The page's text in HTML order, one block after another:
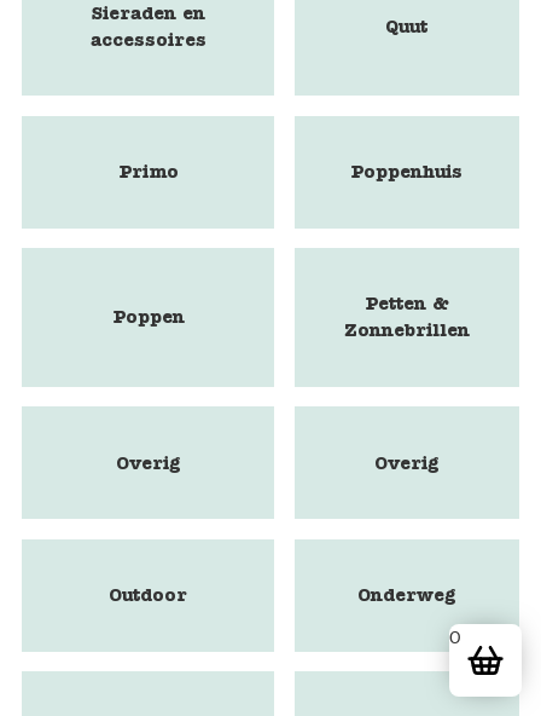
Sieraden en
accessoires
Quut
Primo Poppenhuis
Poppen
Petten &
Zonnebrillen
Overig Overig
Outdoor
Onderweg
0